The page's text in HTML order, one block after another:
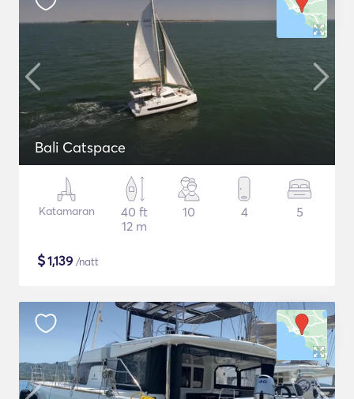
Bali Catspace
Katamaran
40 ft
12 m
10 4 5
$1,139 /natt